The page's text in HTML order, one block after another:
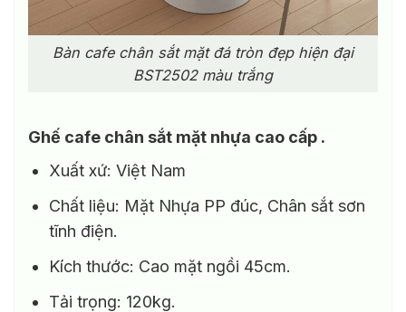
Bàn cafe chân sắt mặt đá tròn đẹp hiện đại
BST2502 màu trắng
Ghế cafe chân sắt mặt nhựa cao cấp .
Xuất xứ: Việt Nam
Chất liệu: Mặt Nhựa PP đúc, Chân sắt sơn
tĩnh điện.
Kích thước: Cao mặt ngồi 45cm.
Tải trọng: 120kg.